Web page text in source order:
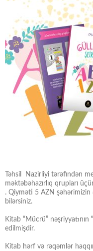
Təhsil Nazirliyi tərəfindən
məktəbəhazırlıq qrupları
. Qiyməti 5 AZN şəhərimizin
bilərsiniz.
Kitab “Mücrü” nəşriyyatının
edilmişdir.
Kitab hərf və rəqəmlər